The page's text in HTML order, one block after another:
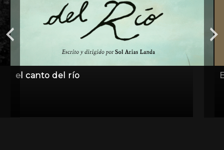
el canto del río